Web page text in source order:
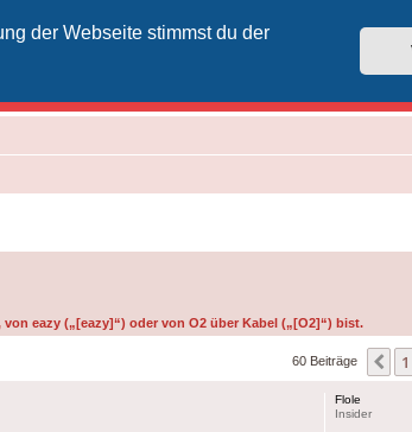
der Webseite stimmst du derVodafone-Kabel-
eazy („[eazy]“) oder von O2 über Kabel („[O2]“) bist.
60 Beiträge 1
Flole
Insider